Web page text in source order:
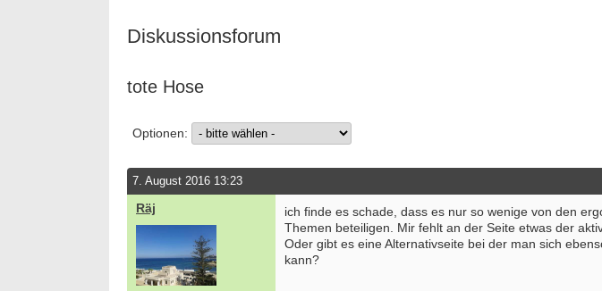
Diskussionsforum
tote Hose
Optionen:
7. August 2016 13:23
Räj
ich finde es schade, dass es nur so wenige von den
Themen beteiligen. Mir fehlt an der Seite etwas der
Oder gibt es eine Alternativseite bei der man sich
kann?